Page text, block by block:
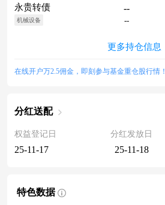
永贵转债
机械设备
--
--
更多持仓信息
在线开户万2.5佣金，即刻参与基金重仓股行情！
分红送配
权益登记日
25-11-17
分红发放日
25-11-18
特色数据